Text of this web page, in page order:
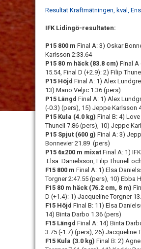
Resultat Kraftmätningen, kval,
IFK Lidingö-resultaten:
P15 800 m Final A: 3) Oskar
Karlsson 2:33.64
P15 80 m häck (83.8 cm) Final A
15.54, Final D (+2.9): 2) Filip
P15 Höjd Final A: 1) Alex
13) Mano Veljic 1.36 (pers)
P15 Längd Final A: 1) Alex
(-0.3) (pers), 15) Jeppe Karlsson
P15 Kula (4.0 kg) Final B: 4)
Thunell 7.86 (pers), 10) Jeppe
P15 Spjut (600 g) Final A: 3)
Bonnevier 21.89 (pers)
P15 6x200 m mixat Final A: 1)
Elsa Danielsson, Filip Thunell
F15 800 m Final A: 1) Elsa
Torgner 2:47.55 (pers), 10) Ebba
F15 80 m häck (76.2 cm, 8 m)
D (+1.4): 1) Jacqueline Torgner
F15 Höjd Final B: 11) Elsa
14) Binta Darbo 1.36 (pers)
F15 Längd Final A: 14) Binta
3.75 (-1.7) (pers), 26) Jacqueline
F15 Kula (3.0 kg) Final B: 2)